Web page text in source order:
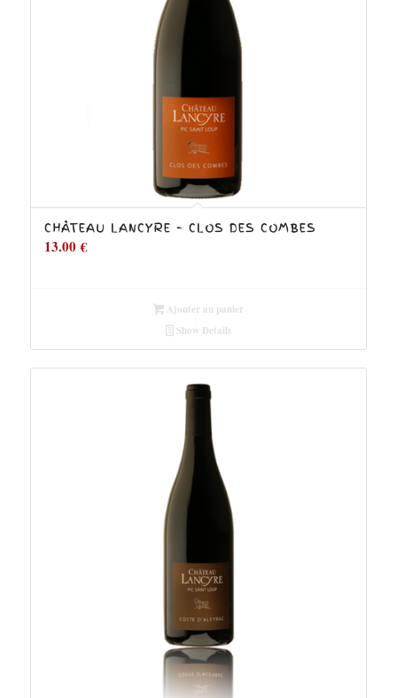
CHÂTEAU LANCYRE – CLOS DES COMBES
13.00€
Ajouter au panier
Show Details